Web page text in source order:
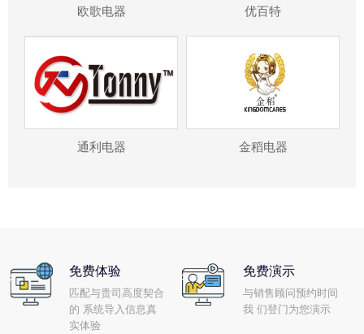
欧歌电器 优百特
通利电器 金稻电器
免费体验
匹配与贵司高度契合
的 系统导入信息真
实体验
免费演示
与销售顾问预约时间
我 们登门为您演示